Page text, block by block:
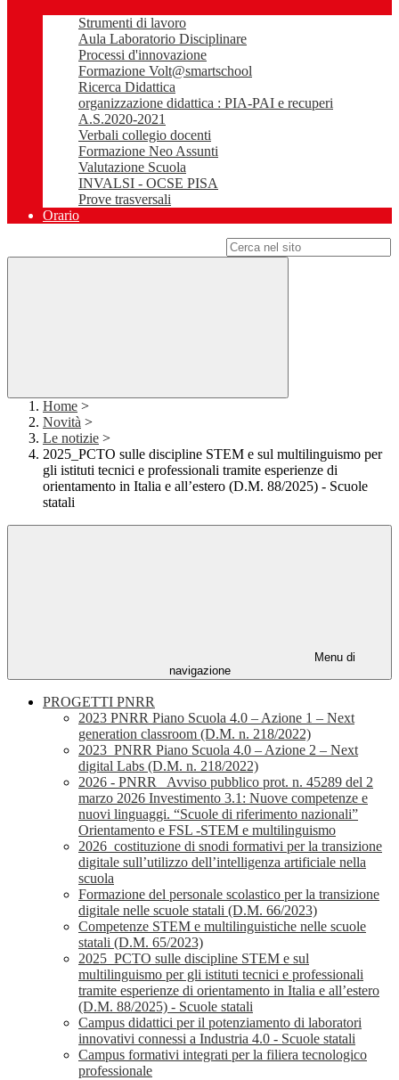
Strumenti di lavoro
Aula Laboratorio Disciplinare
Processi d'innovazione
Formazione Volt@smartschool
Ricerca Didattica
organizzazione didattica : PIA-PAI e recuperi
A.S.2020-2021
Verbali collegio docenti
Formazione Neo Assunti
Valutazione Scuola
INVALSI - OCSE PISA
Prove trasversali
Orario
Home >
Novità >
Le notizie >
2025_PCTO sulle discipline STEM e sul multilinguismo per
gli istituti tecnici e professionali tramite esperienze di
orientamento in Italia e all’estero (D.M. 88/2025) - Scuole
statali
Menu di
navigazione
PROGETTI PNRR
2023 PNRR Piano Scuola 4.0 – Azione 1 – Next
generation classroom (D.M. n. 218/2022)
2023_PNRR Piano Scuola 4.0 – Azione 2 – Next
digital Labs (D.M. n. 218/2022)
2026 - PNRR_ Avviso pubblico prot. n. 45289 del 2
marzo 2026 Investimento 3.1: Nuove competenze e
nuovi linguaggi. “Scuole di riferimento nazionali”
Orientamento e FSL -STEM e multilinguismo
2026_costituzione di snodi formativi per la transizione
digitale sull’utilizzo dell’intelligenza artificiale nella
scuola
Formazione del personale scolastico per la transizione
digitale nelle scuole statali (D.M. 66/2023)
Competenze STEM e multilinguistiche nelle scuole
statali (D.M. 65/2023)
2025_PCTO sulle discipline STEM e sul
multilinguismo per gli istituti tecnici e professionali
tramite esperienze di orientamento in Italia e all’estero
(D.M. 88/2025) - Scuole statali
Campus didattici per il potenziamento di laboratori
innovativi connessi a Industria 4.0 - Scuole statali
Campus formativi integrati per la filiera tecnologico
professionale